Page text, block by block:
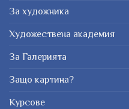
За художника
Художествена академия
За Галерията
Защо картина?
Курсове